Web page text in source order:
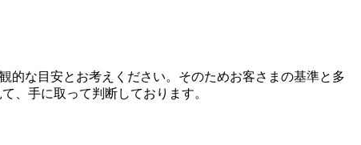
的な目安とお考えください。そのためお客さまの基準と多
、手に取って判断しております。